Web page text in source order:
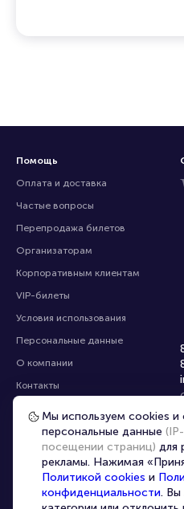
Помощь
Оплата и доставка
Частые вопросы
Перепродажа билетов
Организаторам
Корпоративным клиентам
VIP-билеты
Условия использования
Персональные данные
Контакты
Карта сайта
Управление cookies
Мы используем cookies и
персональные данные
посещении страниц) для
рекламы. Нажимая
Политикой cookies и
конфиденциальности. Вы